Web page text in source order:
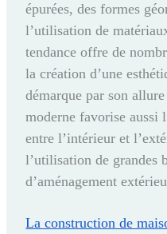
épurées, des formes
l’utilisation de
tendance offre de
la création d’une
démarque par son
moderne favorise aussi
entre l’intérieur et
l’utilisation de grandes
d’aménagement
La construction de